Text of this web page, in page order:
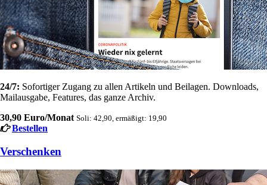
24/7: Sofortiger Zugang zu allen Artikeln und Beilagen. Downloads,
Mailausgabe, Features, das ganze Archiv.
30,90 Euro/Monat Soli: 42,90, ermäßigt: 19,90
Bestellen
Verschenken